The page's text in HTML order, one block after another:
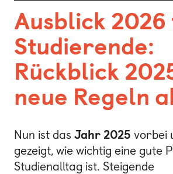
Ausblick
Studierende:
Rückblick
neue Regeln
Nun ist das Jahr 2025 vorbei
gezeigt, wie wichtig eine gute
Studienalltag ist. Steigende